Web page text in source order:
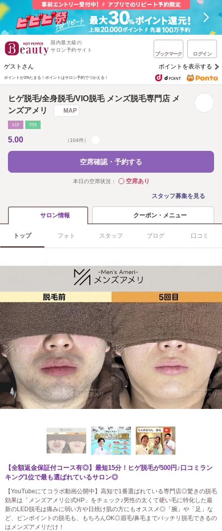
国内最大級の
サロン予約サイト
ブックマーク ログイン
ゲストさん ポイントを表示する
ポイントが1%たまる！ ポイントはサロン予約でつかえる！
ヒゲ脱毛/全身脱毛/VIO脱毛 メンズ脱毛専門店 メ
ンズアメリ
MAP
ｴｽﾃ ﾘﾗｸ
5.00 （104件）
空席確認・予約する
本日の空席状況： ◯空席あり
スタッフ募集を見る
サロン情報 クーポン・メニュー
トップ フォト スタッフ ブログ 口コミ
【全額返金保証付コース有◎】最短15分！ヒゲ脱毛が500円♪口コミラン
キング1位で最も選ばれているサロン◎
【YouTubeにてコラボ動画公開中】高知で1番選ばれている専門店◎驚きの脱毛
効果は「メンズアメリ公式HP」をチェック♪男性の太くて硬い毛に特化した最
新のLED脱毛は痛みに弱い方や日焼け肌の方にもオススメ◎「腕」や「足」な
ど、ピンポイントの脱毛も、もちろんOK◎眉毛/鼻毛までバッチリ脱毛できるの
はメンズアメリだけ！